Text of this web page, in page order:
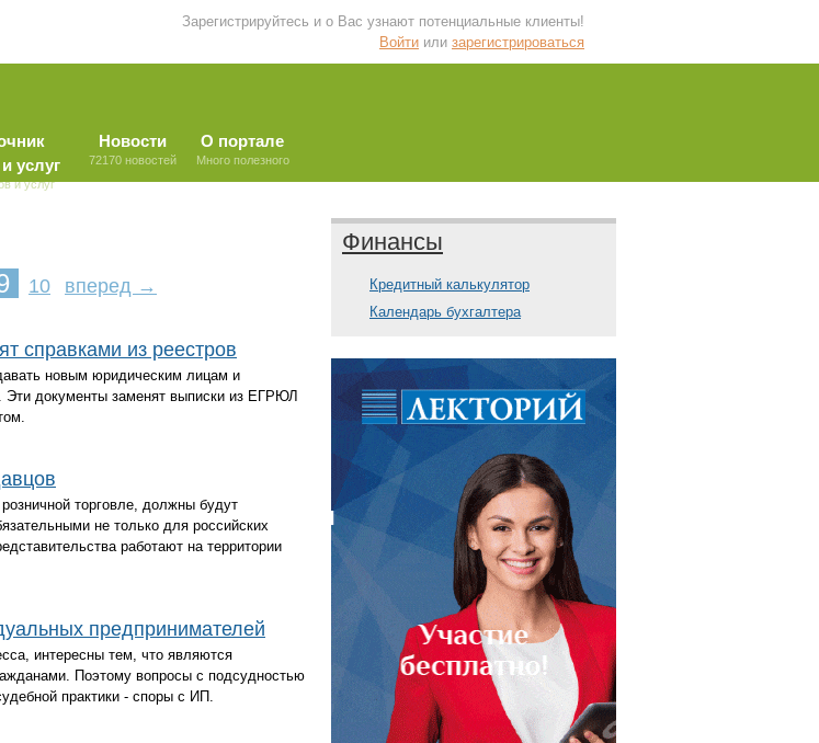
Зарегистрируйтесь и о Вас узнают потенциальные клиенты!
Войти или зарегистрироваться
услуг
и услуг
Новости
72170 новостей
О портале
Много полезного
10 вперед →
справками из реестров
новым юридическим лицам и
Эти документы заменят выписки из ЕГРЮЛ
торговле, должны будут
не только для российских
работают на территории
предпринимателей
интересны тем, что являются
Поэтому вопросы с подсудностью
практики - споры с ИП.
Финансы
Кредитный калькулятор
Календарь бухгалтера